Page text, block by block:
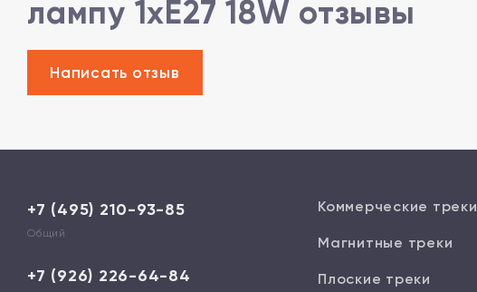
лампу 1xE27 18W отзывы
+7 (495) 210-93-85
Общий
+7 (926) 226-64-84
Коммерческие треки
Магнитные треки
Плоские треки